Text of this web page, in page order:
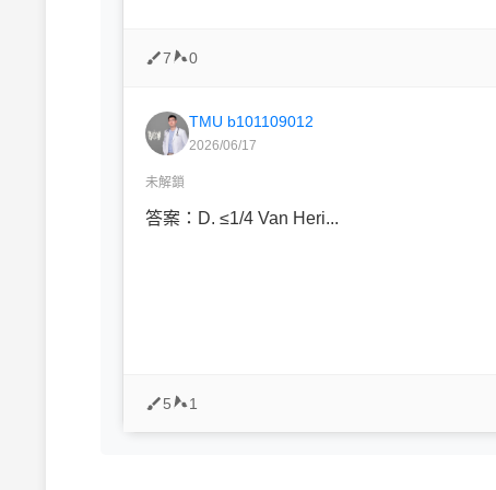
7 0
TMU b101109012
2026/06/17
未解鎖
答案：D. ≤1/4 Van Heri...
5 1